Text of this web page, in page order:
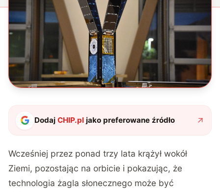
DodajCHIP.pl jako preferowane źródło
Wcześniej przez ponad trzy lata krążył wokół
Ziemi, pozostając na orbicie i pokazując, że
technologia żagla słonecznego może być